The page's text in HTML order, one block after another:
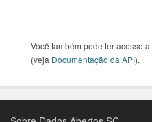
Você também pode ter acesso
(veja Documentação da API).